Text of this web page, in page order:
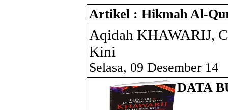
Artikel : Hikmah Al-
Aqidah KHAWARIJ,
Kini
Selasa, 09 Desember 14
DATA